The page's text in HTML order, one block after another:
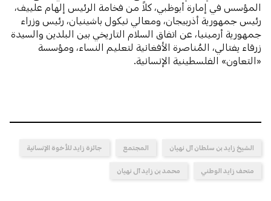
المؤسس في إمارة أبوظبي، كلاً من فخامة الرئيس إلهام علييف،
رئيس جمهورية أذربيجان، ومعالي نيكول باشينيان، رئيس وزراء
جمهورية أرمينيا، عن اتفاق السلام التاريخي بين البلدين والسيدة
زرقاء يفتالي، المُناصرة الأفغانية لتعليم النساء، ومؤسسة
«التعاون» الفلسطينية الإنسانية.
الشيخ زايد بن سلطان آل نهيان المجتمع جائزة زايد للأخوة الإنسانية
متحف زايد الوطني محمد بن زايد آل نهيان